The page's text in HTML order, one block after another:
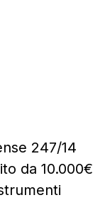
247/14
da 10.000€